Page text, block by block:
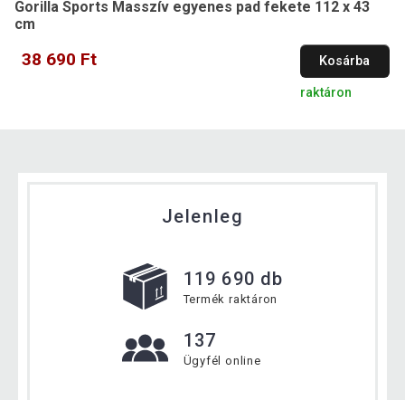
Gorilla Sports Masszív egyenes pad fekete 112 x 43
cm
38 690 Ft Kosárba
raktáron
Jelenleg
119 690 db
Termék raktáron
137
Ügyfél online